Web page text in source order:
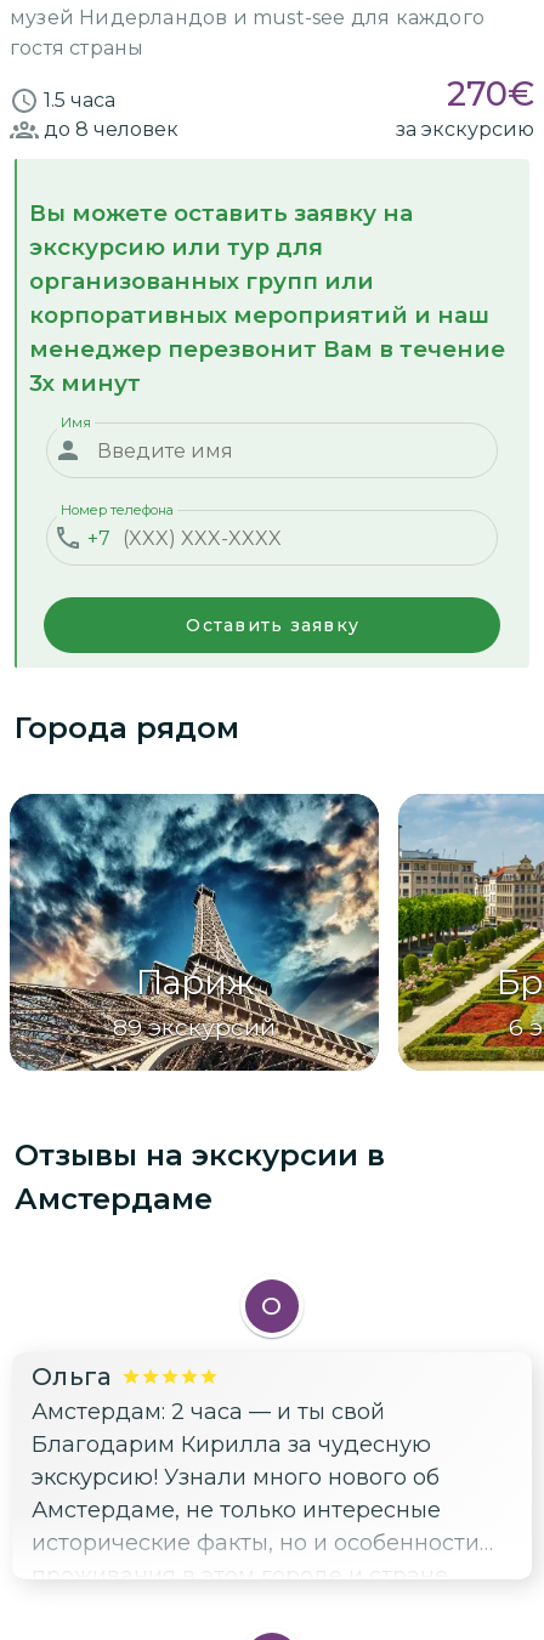
музей Нидерландов и must-see для каждого
гостя страны
1.5 часа 270€
до 8 человек за экскурсию
Вы можете оставить заявку на
экскурсию или тур для
организованных групп или
корпоративных мероприятий и наш
менеджер перезвонит Вам в течение
3х минут
Имя
+7
Номер телефона
Оставить заявку
Города рядом
Париж
89 экскурсий 6
Отзывы на экскурсии в
Амстердаме
О
Ольга
Амстердам: 2 часа — и ты свой
Благодарим Кирилла за чудесную
экскурсию! Узнали много нового об
Амстердаме, не только интересные
исторические факты, но и особенности
проживания в этом городе и стране.